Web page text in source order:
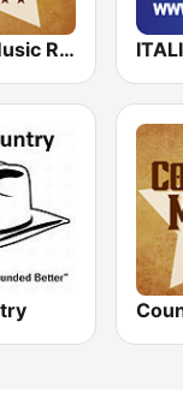
Country Music Radio - 80's Country